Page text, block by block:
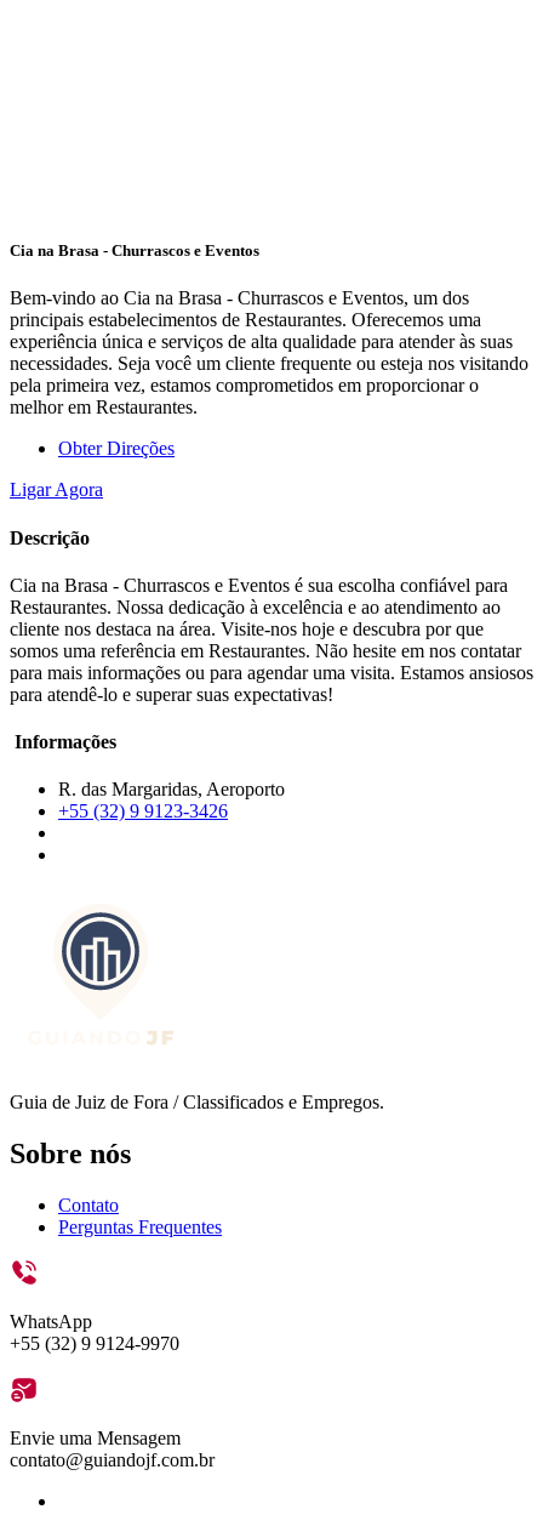
Cia na Brasa - Churrascos e Eventos
Bem-vindo ao Cia na Brasa - Churrascos e Eventos, um dos
principais estabelecimentos de Restaurantes. Oferecemos uma
experiência única e serviços de alta qualidade para atender às suas
necessidades. Seja você um cliente frequente ou esteja nos visitando
pela primeira vez, estamos comprometidos em proporcionar o
melhor em Restaurantes.
Obter Direções
Ligar Agora
Descrição
Cia na Brasa - Churrascos e Eventos é sua escolha confiável para
Restaurantes. Nossa dedicação à excelência e ao atendimento ao
cliente nos destaca na área. Visite-nos hoje e descubra por que
somos uma referência em Restaurantes. Não hesite em nos contatar
para mais informações ou para agendar uma visita. Estamos ansiosos
para atendê-lo e superar suas expectativas!
Informações
R. das Margaridas, Aeroporto
+55 (32) 9 9123-3426
Guia de Juiz de Fora / Classificados e Empregos.
Sobre nós
Contato
Perguntas Frequentes
WhatsApp
+55 (32) 9 9124-9970
Envie uma Mensagem
contato@guiandojf.com.br